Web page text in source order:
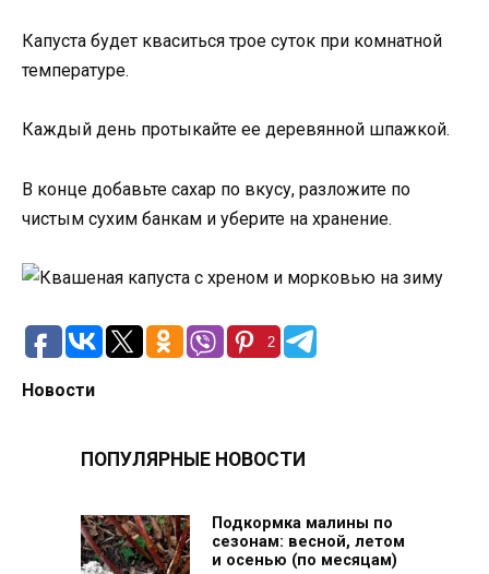
Капуста будет кваситься трое суток при комнатной
температуре.
Каждый день протыкайте ее деревянной шпажкой.
В конце добавьте сахар по вкусу, разложите по
чистым сухим банкам и уберите на хранение.
2
Новости
ПОПУЛЯРНЫЕ НОВОСТИ
Подкормка малины по
сезонам: весной, летом
и осенью (по месяцам)